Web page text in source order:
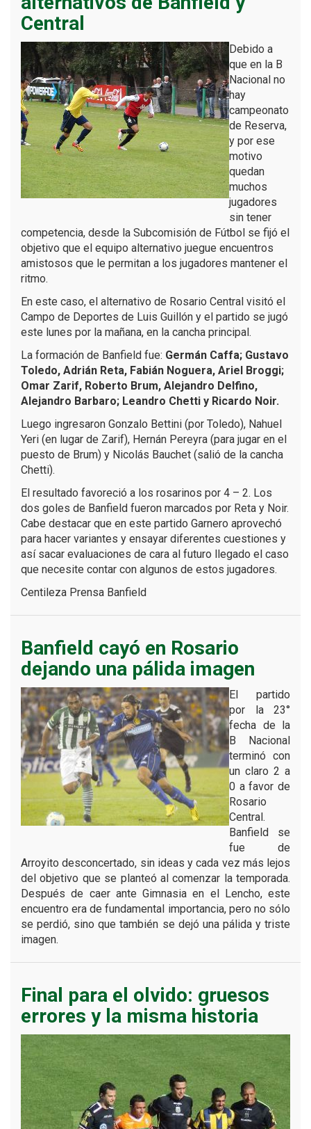
Central
Debido a
que en la B
Nacional no
hay
campeonato
de Reserva,
y por ese
motivo
quedan
muchos
jugadores
sin tener
competencia, desde la Subcomisión de Fútbol se fijó el
objetivo que el equipo alternativo juegue encuentros
amistosos que le permitan a los jugadores mantener el
ritmo.
En este caso, el alternativo de Rosario Central visitó el
Campo de Deportes de Luis Guillón y el partido se jugó
este lunes por la mañana, en la cancha principal.
La formación de Banfield fue: Germán Caffa; Gustavo
Toledo, Adrián Reta, Fabián Noguera, Ariel Broggi;
Omar Zarif, Roberto Brum, Alejandro Delfino,
Alejandro Barbaro; Leandro Chetti y Ricardo Noir.
Luego ingresaron Gonzalo Bettini (por Toledo), Nahuel
Yeri (en lugar de Zarif), Hernán Pereyra (para jugar en el
puesto de Brum) y Nicolás Bauchet (salió de la cancha
Chetti).
El resultado favoreció a los rosarinos por 4 – 2. Los
dos goles de Banfield fueron marcados por Reta y Noir.
Cabe destacar que en este partido Garnero aprovechó
para hacer variantes y ensayar diferentes cuestiones y
así sacar evaluaciones de cara al futuro llegado el caso
que necesite contar con algunos de estos jugadores.
Centileza Prensa Banfield
Banfield cayó en Rosario
dejando una pálida imagen
El partido
por la 23°
fecha de la
B Nacional
terminó con
un claro 2 a
0 a favor de
Rosario
Central.
Banfield se
fue de
Arroyito desconcertado, sin ideas y cada vez más lejos
del objetivo que se planteó al comenzar la temporada.
Después de caer ante Gimnasia en el Lencho, este
encuentro era de fundamental importancia, pero no sólo
se perdió, sino que también se dejó una pálida y triste
imagen.
Final para el olvido: gruesos
errores y la misma historia